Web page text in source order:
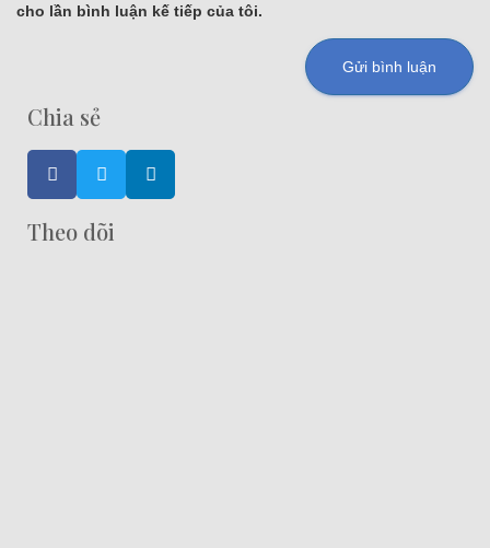
cho lần bình luận kế tiếp của tôi.
Chia sẻ
Theo dõi